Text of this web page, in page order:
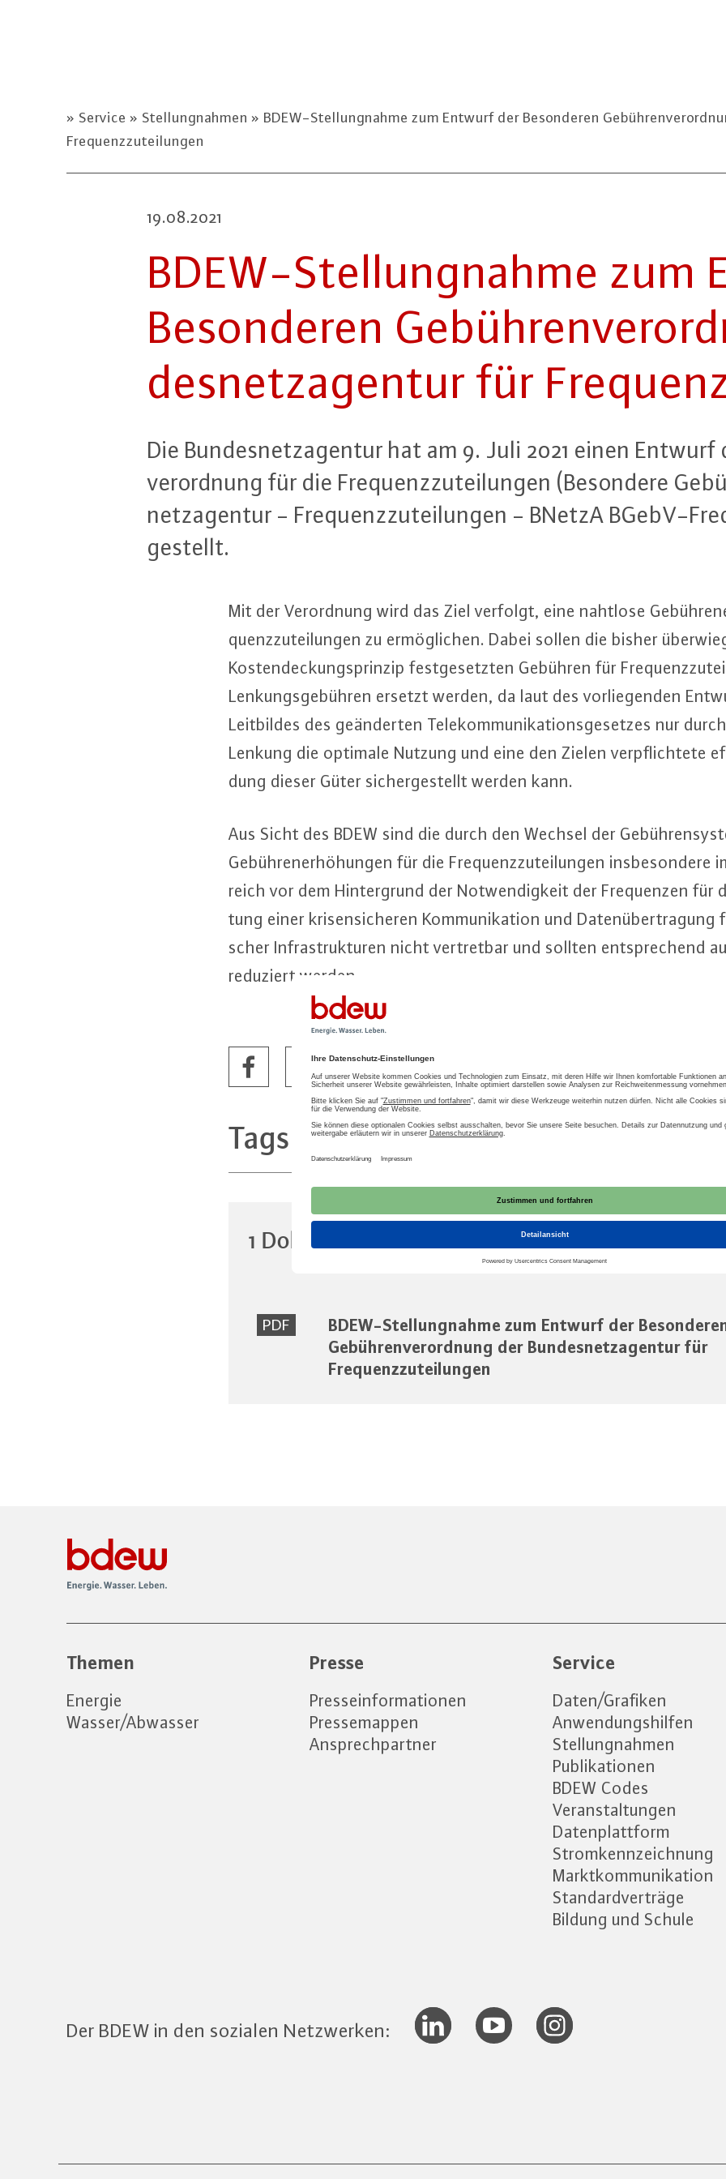
Service Stellungnahmen
BDEW-Stellungnahme zum Entwurf der Besonderen
Frequenzzuteilungen
19.08.2021
BDEW-Stel­lung­nah­me zum
Be­son­de­ren
des­netz­agen­tur für
Die Bun­des­netz­agen­tur hat am 9. Juli 2021 einen
ver­ord­nung für die Fre­quenz­zu­tei­lun­gen (Besondere
netz­agen­tur - Fre­quenz­zu­tei­lun­gen - BNetzA BGe­bV-
gestellt.
Mit der Ver­ord­nung wird das Ziel verfolgt, eine nahtlose
quenz­zu­tei­lun­gen zu er­mög­li­chen. Dabei sollen die bisher
Kos­ten­de­ckungs­prin­zip fest­ge­setz­ten Gebühren für
Len­kungs­ge­büh­ren ersetzt werden, da laut des vor­lie­gen­den
Leit­bil­des des ge­än­der­ten Te­le­kom­mu­ni­ka­ti­ons­ge­set­zes nur
Lenkung die optimale Nutzung und eine den Zielen ver­pflich­te­te
dung dieser Güter si­cher­ge­stellt werden kann.
Aus Sicht des BDEW sind die durch den Wechsel der
Ge­büh­ren­er­hö­hun­gen für die Fre­quenz­zu­tei­lun­gen ins­be­son­de­re
reich vor dem Hin­ter­grund der Not­wen­dig­keit der Fre­quen­zen für
tung einer kri­sen­si­che­ren Kom­mu­ni­ka­ti­on und
scher In­fra­struk­tu­ren nicht ver­tret­bar und sollten ent­spre­chend
reduziert werden.
Tags Energie Gebühren Telekommunikation
1 Dokument zum Download
PDF
BDEW-Stellungnahme zum Entwurf der
Gebührenverordnung der Bundesnetzagentur für
Frequenzzuteilungen
Themen
Energie
Wasser/Abwasser
Presse
Presseinformationen
Pressemappen
Ansprechpartner
Service
Daten/Grafiken
Anwendungshilfen
Stellungnahmen
Publikationen
BDEW Codes
Veranstaltungen
Datenplattform
Stromkennzeichnung
Marktkommunikation
Standardverträge
Bildung und Schule
Der BDEW in den sozialen Netzwerken: